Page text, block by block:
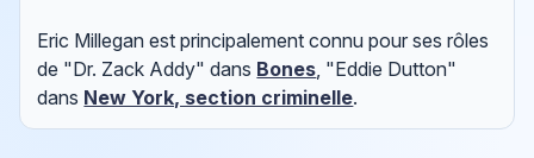
Eric Millegan est principalement connu pour ses rôles
de "Dr. Zack Addy" dans Bones, "Eddie Dutton"
dans New York, section criminelle.